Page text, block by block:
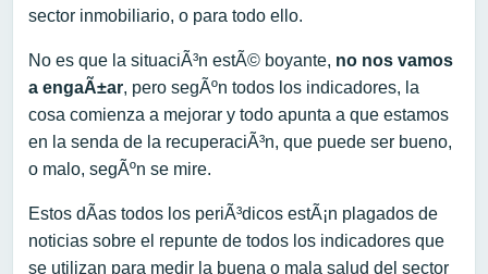
sector inmobiliario, o para todo ello.
No es que la situaciÃ³n estÃ© boyante, no nos vamos
a engaÃ±ar, pero segÃºn todos los indicadores, la
cosa comienza a mejorar y todo apunta a que estamos
en la senda de la recuperaciÃ³n, que puede ser bueno,
o malo, segÃºn se mire.
Estos dÃ­as todos los periÃ³dicos estÃ¡n plagados de
noticias sobre el repunte de todos los indicadores que
se utilizan para medir la buena o mala salud del sector